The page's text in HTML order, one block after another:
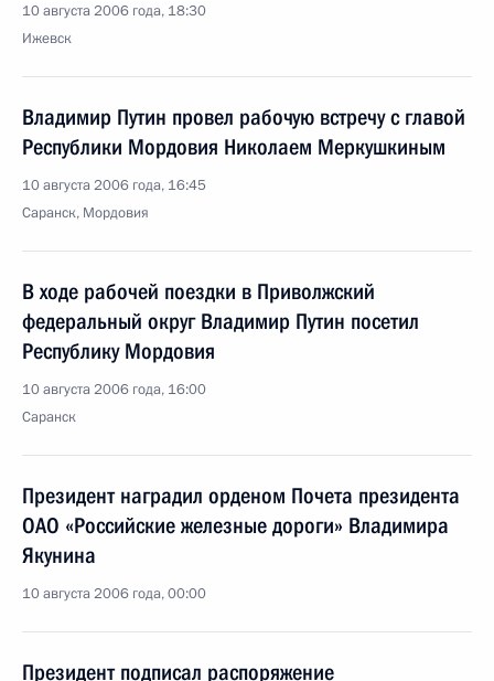
10 августа 2006 года, 18:30
Ижевск
Владимир Путин провел рабочую встречу с главой
Республики Мордовия Николаем Меркушкиным
10 августа 2006 года, 16:45
Саранск, Мордовия
В ходе рабочей поездки в Приволжский
федеральный округ Владимир Путин посетил
Республику Мордовия
10 августа 2006 года, 16:00
Саранск
Президент наградил орденом Почета президента
ОАО «Российские железные дороги» Владимира
Якунина
10 августа 2006 года, 00:00
Президент подписал распоряжение